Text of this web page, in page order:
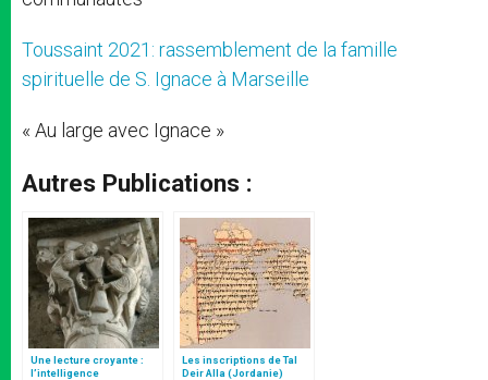
Toussaint 2021: rassemblement de la famille
spirituelle de S. Ignace à Marseille
« Au large avec Ignace »
Autres Publications :
Une lecture croyante :
l’intelligence
Les inscriptions de Tal
Deir Alla (Jordanie)